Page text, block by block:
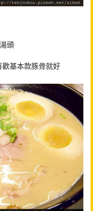
頭
基本款豚骨就好